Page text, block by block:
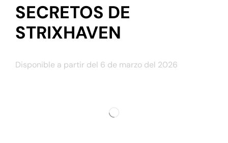
SECRETOS DE
STRIXHAVEN
Disponible a partir del 6 de marzo del 2026